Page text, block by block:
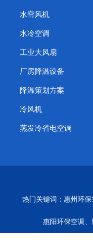
水帘风机
水冷空调
工业大风扇
厂房降温设备
降温策划方案
冷风机
蒸发冷省电空调
热门关键词： 惠州环
惠阳环保空调